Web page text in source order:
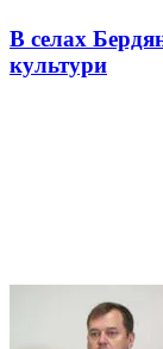
В селах
культури